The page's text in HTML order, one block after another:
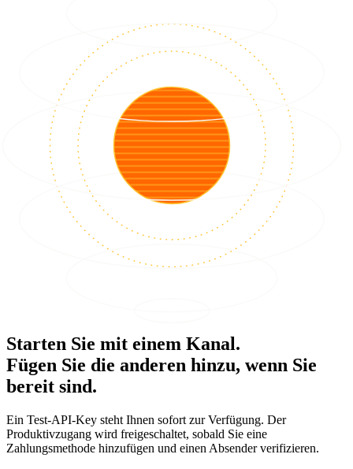
Starten Sie mit einem Kanal.
Fügen Sie die anderen hinzu, wenn Sie
bereit sind.
Ein Test-API-Key steht Ihnen sofort zur Verfügung. Der
Produktivzugang wird freigeschaltet, sobald Sie eine
Zahlungsmethode hinzufügen und einen Absender verifizieren.